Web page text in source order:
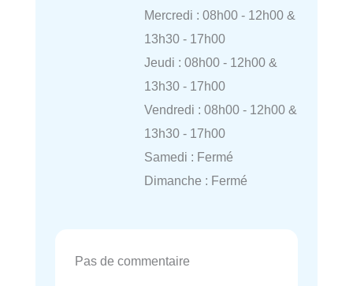
Mercredi : 08h00 - 12h00 &
13h30 - 17h00
Jeudi : 08h00 - 12h00 &
13h30 - 17h00
Vendredi : 08h00 - 12h00 &
13h30 - 17h00
Samedi : Fermé
Dimanche : Fermé
Pas de commentaire